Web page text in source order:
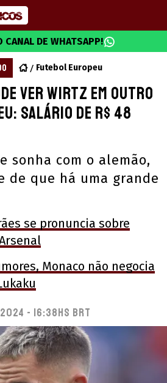
CANAL DE WHATSAPP!
Futebol Europeu
ver Wirtz em outro
salário de R$ 48
sonha com o alemão,
de que há uma grande
se pronuncia sobre
Monaco não negocia
- 16:38hs BRT